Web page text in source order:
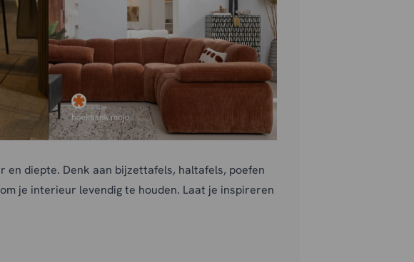
en diepte. Denk aan bijzettafels, haltafels, poefen
je interieur levendig te houden. Laat je inspireren